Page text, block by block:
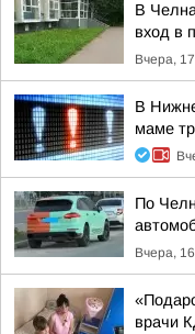
В
вход в
Вчера,
В
маме
По
Вчера,
врачи